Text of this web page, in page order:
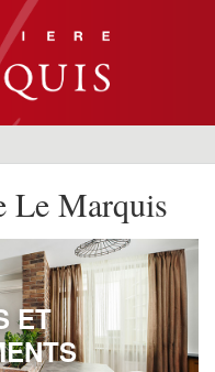
Le Marquis
ET